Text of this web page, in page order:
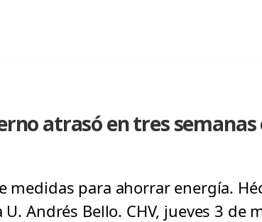
atrasó en tres
medidas para ahorrar energía.
Andrés Bello. CHV, jueves 3 de